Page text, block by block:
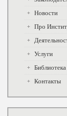
Новости
Про
Услуги
Библиотека
Контакты